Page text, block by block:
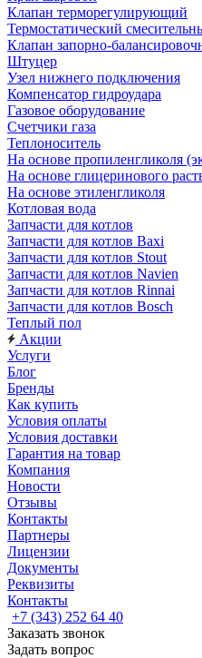
Клапан терморегулирующий
Термостатический
Клапан запорно-
Штуцер
Узел нижнего подключения
Компенсатор гидроудара
Газовое оборудование
Счетчики газа
Теплоноситель
На основе пропиленгликоля
На основе глицеринового
На основе этиленгликоля
Котловая вода
Запчасти для котлов
Запчасти для котлов Baxi
Запчасти для котлов Stout
Запчасти для котлов Navien
Запчасти для котлов Rinnai
Запчасти для котлов Bosch
Теплый пол
Акции
Услуги
Блог
Бренды
Как купить
Условия оплаты
Условия доставки
Гарантия на товар
Компания
Новости
Отзывы
Контакты
Партнеры
Лицензии
Документы
Реквизиты
Контакты
+7 (343) 252 64 40
Заказать звонок
Задать вопрос